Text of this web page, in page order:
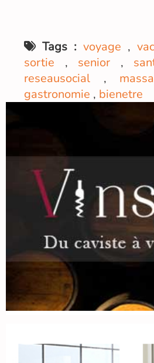
Tags : voyage ,
sortie , senior ,
reseausocial ,
gastronomie , bienetre